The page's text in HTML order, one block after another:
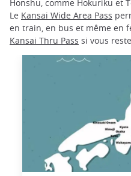
Honshu, comme Hokuriku et
Le Kansai Wide Area Pass
en train, en bus et même en
Kansai Thru Pass si vous